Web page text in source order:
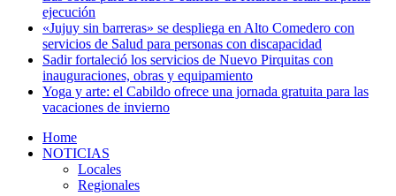
ejecución
«Jujuy sin barreras» se despliega en Alto Comedero con
servicios de Salud para personas con discapacidad
Sadir fortaleció los servicios de Nuevo Pirquitas con
inauguraciones, obras y equipamiento
Yoga y arte: el Cabildo ofrece una jornada gratuita para las
vacaciones de invierno
Home
NOTICIAS
Locales
Regionales